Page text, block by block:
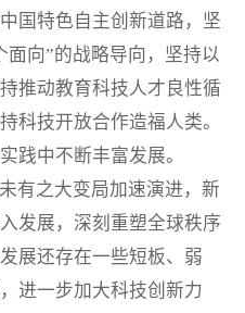
国特色自主创新道路，坚
向”的战略导向，坚持以
推动教育科技人才良性循
科技开放合作造福人类。
践中不断丰富发展。
有之大变局加速演进，新
发展，深刻重塑全球秩序
展还存在一些短板、弱
进一步加大科技创新力